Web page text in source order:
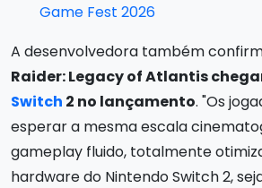
Game Fest 2026
A desenvolvedora também
Raider: Legacy of Atlantis
Switch 2 no lançamento. "Os
esperar a mesma escala
gameplay fluido, totalmente
hardware do Nintendo Switch 2,